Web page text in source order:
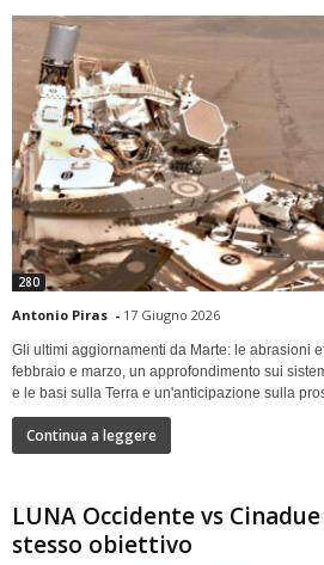
280
Antonio Piras - 17 Giugno 2026
Gli ultimi aggiornamenti da Marte: le abrasioni
febbraio e marzo, un approfondimento sui
e le basi sulla Terra e un'anticipazione sulla
Continua a leggere
LUNA Occidente vs
stesso obiettivo